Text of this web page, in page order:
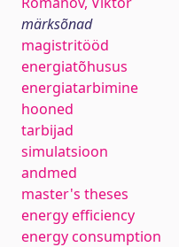
märksõnad
magistritööd
energiatõhusus
energiatarbimine
hooned
tarbijad
simulatsioon
andmed
master's theses
energy efficiency
energy consumption